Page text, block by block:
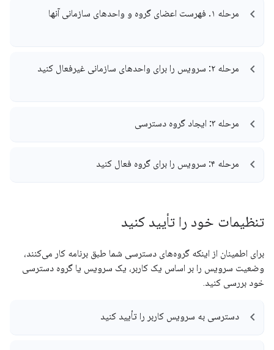
مرحله ۱ . فهرست اعضای گروه و واحدهای سازمانی آنها
مرحله ۲: سرویس را برای واحدهای سازمانی غیرفعال کنید
مرحله ۳: ایجاد گروه دسترسی
مرحله ۴: سرویس را برای گروه فعال کنید
تنظیمات خود را تأیید کنید
برای اطمینان از اینکه گروه‌های دسترسی شما طبق برنامه کار می‌کنند،
وضعیت سرویس را بر اساس یک کاربر، یک سرویس یا گروه دسترسی
خود بررسی کنید.
دسترسی به سرویس کاربر را تأیید کنید